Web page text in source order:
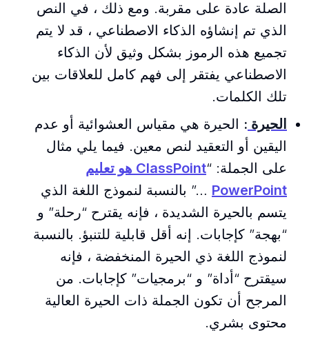
الصلة عادة على مقربة. ومع ذلك ، في النص
الذي تم إنشاؤه الذكاء الاصطناعي ، قد لا يتم
تجميع هذه الرموز بشكل وثيق لأن الذكاء
الاصطناعي يفتقر إلى فهم كامل للعلاقات بين
تلك الكلمات.
الحيرة : الحيرة هي مقياس العشوائية أو عدم
اليقين أو التعقيد لنص معين. فيما يلي مثال
على الجملة: “
ClassPoint هو تعليم
PowerPoint …” بالنسبة لنموذج اللغة الذي
يتسم بالحيرة الشديدة ، فإنه يقترح “رحلة” و
“بهجة” كإجابات. إنه أقل قابلية للتنبؤ. بالنسبة
لنموذج اللغة ذي الحيرة المنخفضة ، فإنه
سيقترح “أداة” و “برمجيات” كإجابات. من
المرجح أن تكون الجملة ذات الحيرة العالية
محتوى بشري.